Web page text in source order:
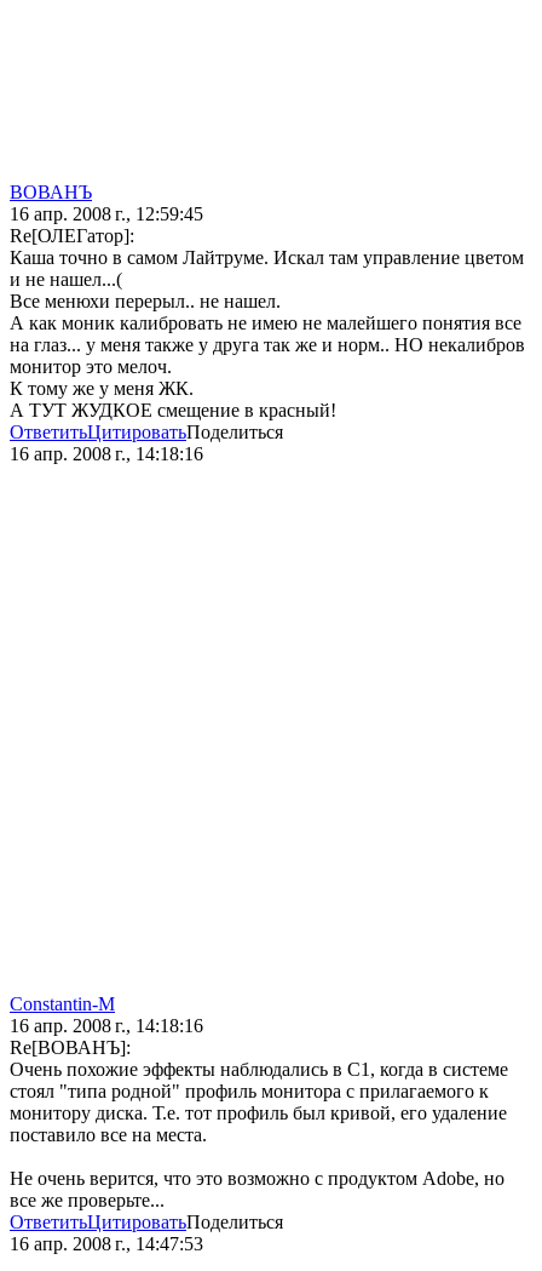
ВОВАНЪ
16 апр. 2008 г., 12:59:45
Re[ОЛЕГатор]:
Каша точно в самом Лайтруме. Искал там управление цветом
и не нашел...(
Все менюхи перерыл.. не нашел.
А как моник калибровать не имею не малейшего понятия все
на глаз... у меня также у друга так же и норм.. НО некалибров
монитор это мелоч.
К тому же у меня ЖК.
А ТУТ ЖУДКОЕ смещение в красный!
ОтветитьЦитироватьПоделиться
16 апр. 2008 г., 14:18:16
Constantin-M
16 апр. 2008 г., 14:18:16
Re[ВОВАНЪ]:
Очень похожие эффекты наблюдались в C1, когда в системе
стоял "типа родной" профиль монитора с прилагаемого к
монитору диска. Т.е. тот профиль был кривой, его удаление
поставило все на места.
Не очень верится, что это возможно с продуктом Adobe, но
все же проверьте...
ОтветитьЦитироватьПоделиться
16 апр. 2008 г., 14:47:53